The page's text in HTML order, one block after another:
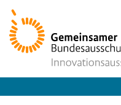
Zur
Startseite